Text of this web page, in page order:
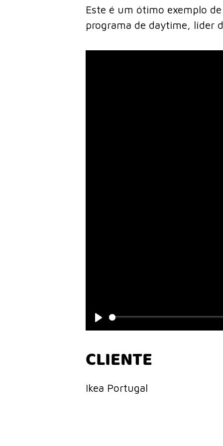
Este é um ótimo exemplo
programa de daytime, líder
Play
CLIENTE
Ikea Portugal